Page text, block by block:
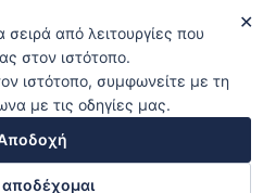
✕
από λειτουργίες που
στον ιστότοπο.
ιστότοπο, συμφωνείτε με τη
με τις οδηγίες μας.